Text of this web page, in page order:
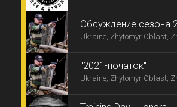
Обсуждение сезона
Ukraine, Zhytomyr Oblast,
"2021-початок"
Ukraine, Zhytomyr Oblast,